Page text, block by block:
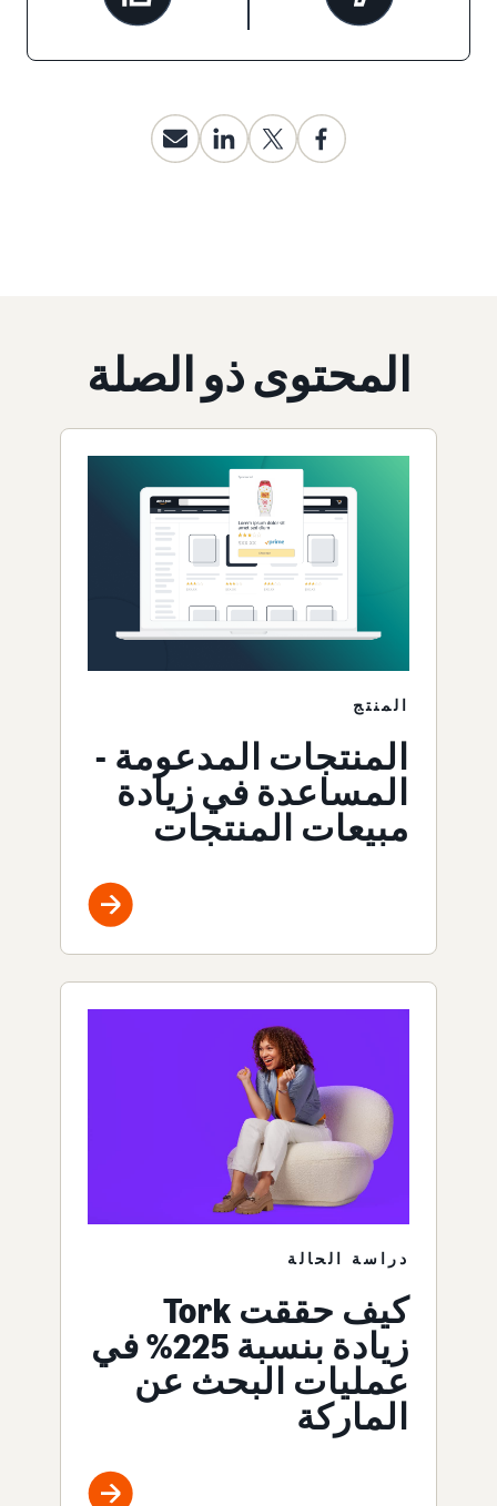
المحتوى ذو الصلة
المنتج
المنتجات المدعومة -
المساعدة في زيادة
مبيعات المنتجات
دراسة الحالة
كيف حققت Tork
زيادة بنسبة 225% في
عمليات البحث عن
الماركة